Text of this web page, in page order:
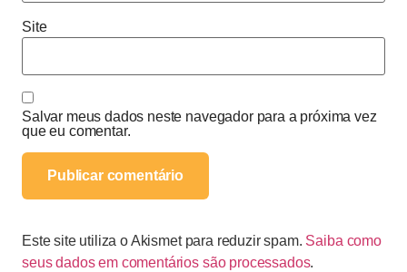
Site
Salvar meus dados neste navegador para a próxima vez
que eu comentar.
Este site utiliza o Akismet para reduzir spam. Saiba como
seus dados em comentários são processados.